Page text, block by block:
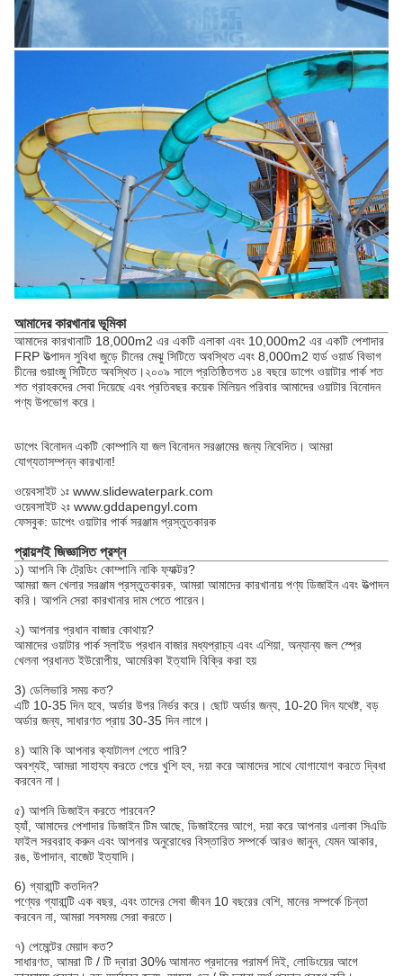
আমাদের কারখানার ভূমিকা
আমাদের কারখানাটি 18,000m2 এর একটি এলাকা এবং 10,000m2 এর একটি পেশাদার
FRP উত্পাদন সুবিধা জুড়ে চীনের মেঝু সিটিতে অবস্থিত এবং 8,000m2 হার্ড ওয়ার্ড বিভাগ
চীনের গুয়াংজু সিটিতে অবস্থিত।২০০৯ সালে প্রতিষ্ঠিতগত ১৪ বছরে ডাপেং ওয়াটার পার্ক শত
শত গ্রাহকদের সেবা দিয়েছে এবং প্রতিবছর কয়েক মিলিয়ন পরিবার আমাদের ওয়াটার বিনোদন
পণ্য উপভোগ করে।
ডাপেং বিনোদন একটি কোম্পানি যা জল বিনোদন সরঞ্জামের জন্য নিবেদিত। আমরা
যোগ্যতাসম্পন্ন কারখানা!
ওয়েবসাইট ১ঃ www.slidewaterpark.com
ওয়েবসাইট ২ঃ www.gddapengyl.com
ফেসবুক: ডাপেং ওয়াটার পার্ক সরঞ্জাম প্রস্তুতকারক
প্রায়শই জিজ্ঞাসিত প্রশ্ন
১) আপনি কি ট্রেডিং কোম্পানি নাকি ফ্যাক্টর?
আমরা জল খেলার সরঞ্জাম প্রস্তুতকারক, আমরা আমাদের কারখানায় পণ্য ডিজাইন এবং উত্পাদন
করি। আপনি সেরা কারখানার দাম পেতে পারেন।
২) আপনার প্রধান বাজার কোথায়?
আমাদের ওয়াটার পার্ক স্লাইড প্রধান বাজার মধ্যপ্রাচ্য এবং এশিয়া, অন্যান্য জল স্প্রে
খেলনা প্রধানত ইউরোপীয়, আমেরিকা ইত্যাদি বিক্রি করা হয়
3) ডেলিভারি সময় কত?
এটি 10-35 দিন হবে, অর্ডার উপর নির্ভর করে। ছোট অর্ডার জন্য, 10-20 দিন যথেষ্ট, বড়
অর্ডার জন্য, সাধারণত প্রায় 30-35 দিন লাগে।
৪) আমি কি আপনার ক্যাটালগ পেতে পারি?
অবশ্যই, আমরা সাহায্য করতে পেরে খুশি হব, দয়া করে আমাদের সাথে যোগাযোগ করতে দ্বিধা
করবেন না।
৫) আপনি ডিজাইন করতে পারবেন?
হ্যাঁ, আমাদের পেশাদার ডিজাইন টিম আছে, ডিজাইনের আগে, দয়া করে আপনার এলাকা সিএডি
ফাইল সরবরাহ করুন এবং আপনার অনুরোধের বিস্তারিত সম্পর্কে আরও জানুন, যেমন আকার,
রঙ, উপাদান, বাজেট ইত্যাদি।
6) গ্যারান্টি কতদিন?
পণ্যের গ্যারান্টি এক বছর, এবং তাদের সেবা জীবন 10 বছরের বেশি, মানের সম্পর্কে চিন্তা
করবেন না, আমরা সবসময় সেরা করতে।
৭) পেমেন্টের মেয়াদ কত?
সাধারণত, আমরা টি / টি দ্বারা 30% আমানত প্রদানের পরামর্শ দিই, লোডিংয়ের আগে